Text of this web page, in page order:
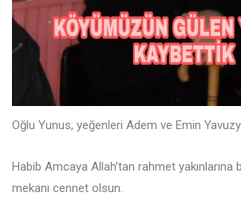
Oğlu Yunus, yeğenleri Adem ve Emin
Habib Amcaya Allah’tan rahmet yakınlarına
mekanı cennet olsun.